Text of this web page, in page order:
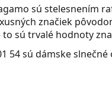
sú stelesnením
značiek
sú trvalé hodnoty
54sú dámske slnečné